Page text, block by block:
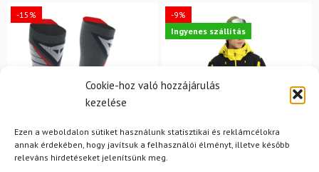
Cookie-hoz való hozzájárulás
kezelése
Ezen a weboldalon sütiket használunk statisztikai és reklámcélokra
annak érdekében, hogy javítsuk a felhasználói élményt, illetve később
releváns hirdetéseket jelenítsünk meg.
-15%
-9%
Ingyenes szállítás